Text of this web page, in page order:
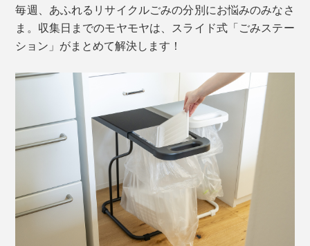
毎週、あふれるリサイクルごみの分別にお悩みのみなさ
ま。収集日までのモヤモヤは、スライド式「ごみステー
ション」がまとめて解決します！